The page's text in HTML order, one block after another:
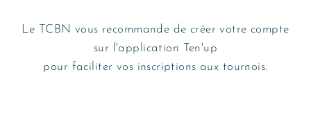
Le TCBN vous recommande de créer votre compte
sur l'application Ten'up
pour faciliter vos inscriptions aux tournois.